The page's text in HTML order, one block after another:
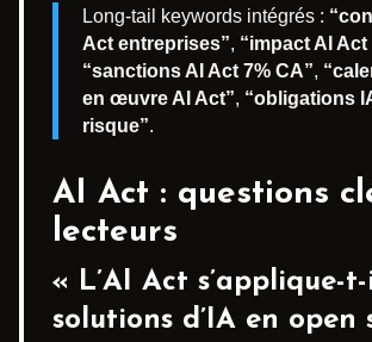
Long-tail keywords intégrés :
Act entreprises”, “impact AI
“sanctions AI Act 7% CA”,
en œuvre AI Act”, “obligations
risque”.
AI Act : questions
lecteurs
« L’AI Act s’applique-
solutions d’IA en open